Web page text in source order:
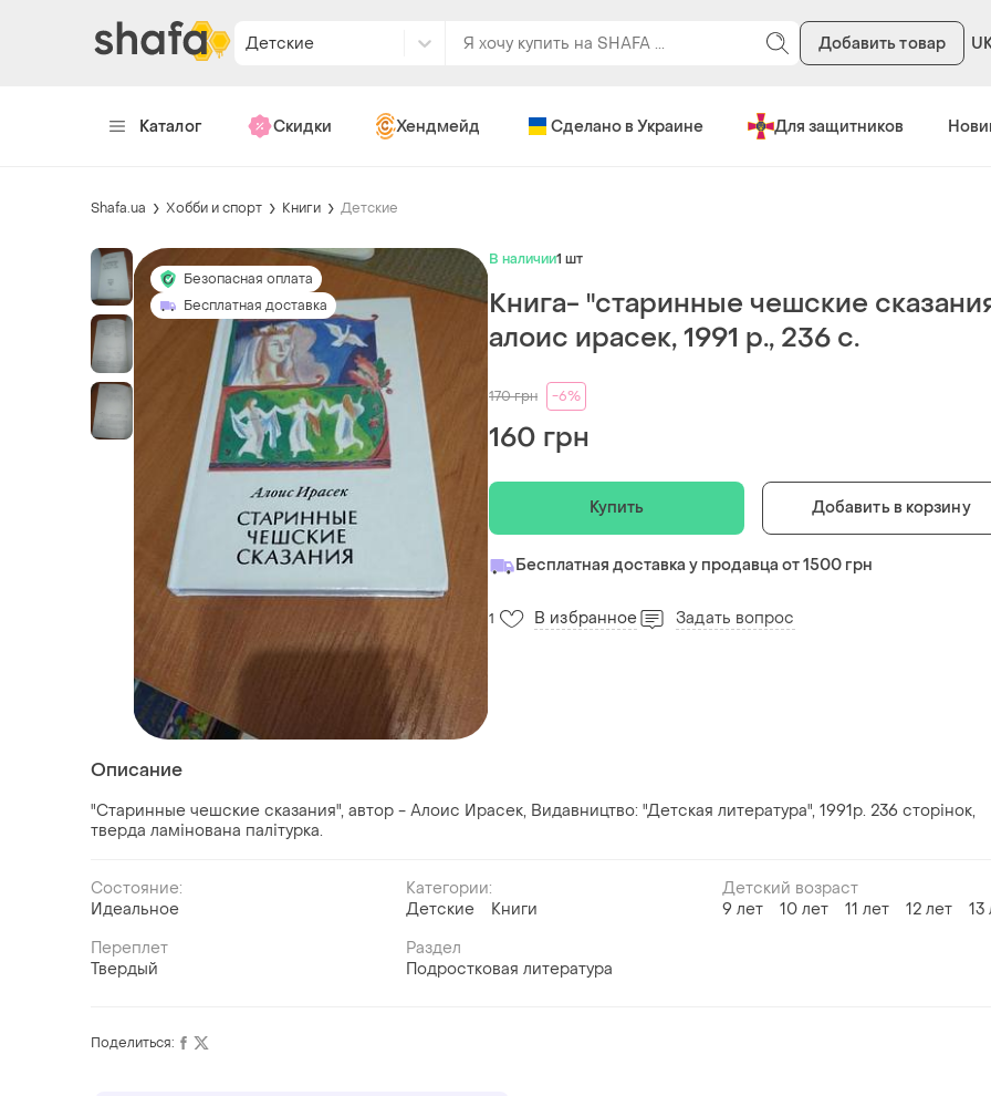
Детские Добавить товар
Каталог Скидки Хендмейд Сделано в Украине Для защитников
Shafa.ua Хобби и спорт Книги Детские
Безопасная оплата
Бесплатная доставка
В наличии1 шт
Книга- "старинные чешские
алоис ирасек, 1991 р., 236 с.
170грн -6%
160 грн
Купить Добавить в корзину
Бесплатная доставка у продавца от 1500 грн
1 В избранное Задать вопрос
Описание
"Старинные чешские сказания", автор - Алоис Ирасек, Видавництво: "Детская литература", 1991р. 236 сторінок,
тверда ламінована палітурка.
Состояние:
Идеальное
Категории:
Детские
Книги
Детский возраст
9 лет
10 лет 11 лет 12 лет
13
Переплет
Твердый
Раздел
Подростковая литература
Поделиться: